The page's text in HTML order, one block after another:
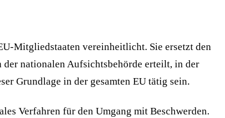
Mitgliedstaaten vereinheitlicht. Sie ersetzt den
nationalen Aufsichtsbehörde erteilt, in der
Grundlage in der gesamten EU tätig sein.
Verfahren für den Umgang mit Beschwerden.